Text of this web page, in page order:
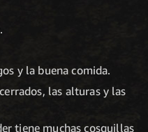
y la buena comida.
las alturas y las
tiene muchas cosquillas